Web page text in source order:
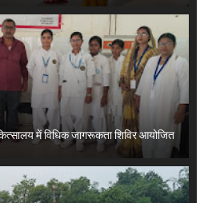
में विधिक जागरूकता शिविर आयोजित